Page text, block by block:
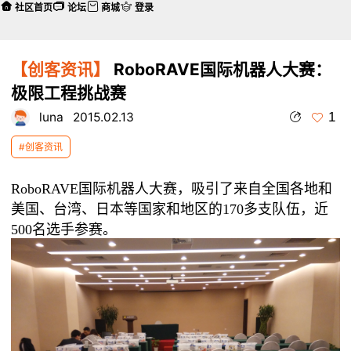
【创客资讯】
RoboRAVE国际机器人大赛：
极限工程挑战赛
luna 2015.02.13 1
#创客资讯
RoboRAVE国际机器人大赛，吸引了来自全国各地和
美国、台湾、日本等国家和地区的170多支队伍，近
500名选手参赛。
社区首页 论坛 商城 登录